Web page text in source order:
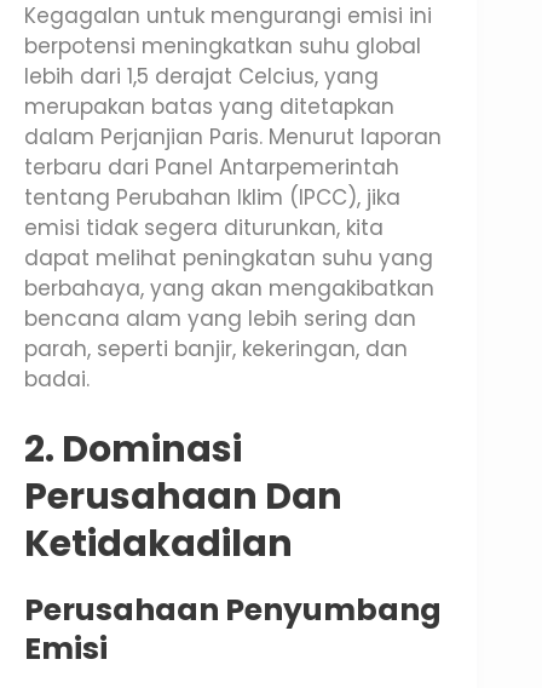
Kegagalan untuk mengurangi emisi ini
berpotensi meningkatkan suhu global
lebih dari 1,5 derajat Celcius, yang
merupakan batas yang ditetapkan
dalam Perjanjian Paris. Menurut laporan
terbaru dari Panel Antarpemerintah
tentang Perubahan Iklim (IPCC), jika
emisi tidak segera diturunkan, kita
dapat melihat peningkatan suhu yang
berbahaya, yang akan mengakibatkan
bencana alam yang lebih sering dan
parah, seperti banjir, kekeringan, dan
badai.
2. Dominasi
Perusahaan Dan
Ketidakadilan
Perusahaan Penyumbang
Emisi